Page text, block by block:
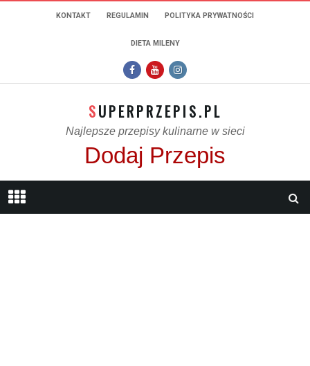
KONTAKT REGULAMIN POLITYKA PRYWATNOŚCI
DIETA MILENY
SUPERPRZEPIS.PL
Najlepsze przepisy kulinarne w sieci
Dodaj Przepis